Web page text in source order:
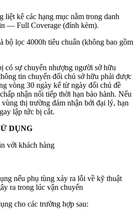
liệt kê các hạng mục nằm trong danh
— Full Coverage (đính kèm).
bộ lọc 4000h tiêu chuẩn (không bao gồm
có sự chuyển nhượng người sở hữu
tin chuyển đổi chủ sở hữu phải được
vòng 30 ngày kể từ ngày đổi chủ đề
nhận nối tiếp thời hạn bảo hành. Nếu
thị trường đảm nhận bởi đại lý, hạn
lập tức bị cắt.
DỤNG
với khách hàng
nếu phụ tùng xảy ra lỗi về kỹ thuật
ra trong lúc vận chuyển
cho các trường hợp sau: